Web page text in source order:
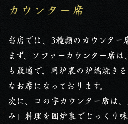
カウンター席
当店では、3種類のカウンター
まず、ソファーカウンター席
も最適で、囲炉裏の炉端焼き
なお席になっております。
次に、コの字カウンター席は
み」料理を囲炉裏でじっくり